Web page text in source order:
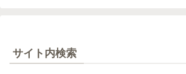
サイト内検索